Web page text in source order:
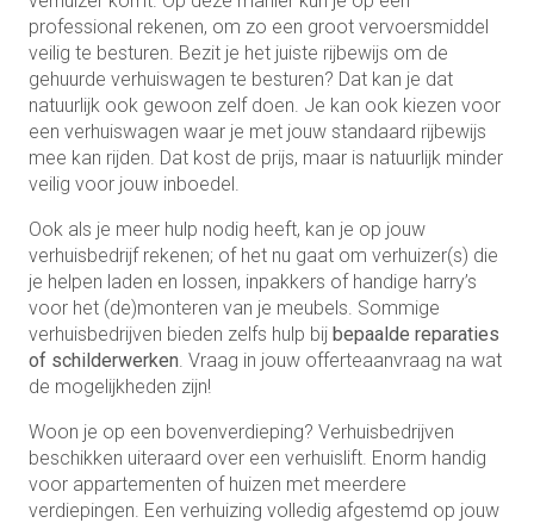
professional rekenen, om zo een groot vervoersmiddel
veilig te besturen. Bezit je het juiste rijbewijs om de
gehuurde verhuiswagen te besturen? Dat kan je dat
natuurlijk ook gewoon zelf doen. Je kan ook kiezen voor
een verhuiswagen waar je met jouw standaard rijbewijs
mee kan rijden. Dat kost de prijs, maar is natuurlijk minder
veilig voor jouw inboedel.
Ook als je meer hulp nodig heeft, kan je op jouw
verhuisbedrijf rekenen; of het nu gaat om verhuizer(s) die
je helpen laden en lossen, inpakkers of handige harry’s
voor het (de)monteren van je meubels. Sommige
verhuisbedrijven bieden zelfs hulp bij bepaalde reparaties
of schilderwerken . Vraag in jouw offerteaanvraag na wat
de mogelijkheden zijn!
Woon je op een bovenverdieping? Verhuisbedrijven
beschikken uiteraard over een verhuislift. Enorm handig
voor appartementen of huizen met meerdere
verdiepingen. Een verhuizing volledig afgestemd op jouw